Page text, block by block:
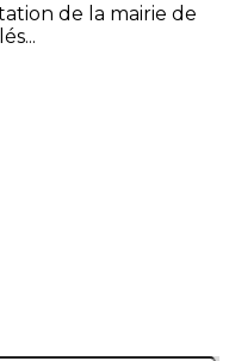
de la mairie de